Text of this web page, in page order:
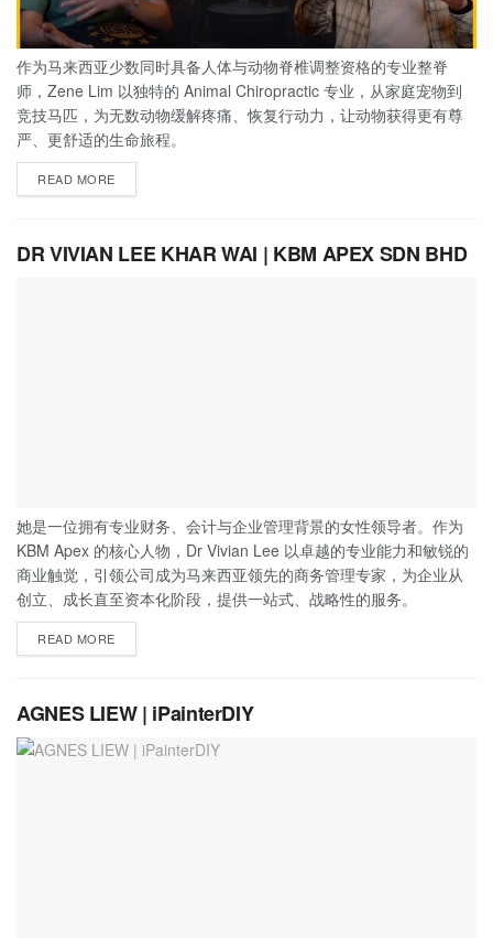
作为马来西亚少数同时具备人体与动物脊椎调整资格的专业整脊
师，Zene Lim 以独特的 Animal Chiropractic 专业，从家庭宠物到
竞技马匹，为无数动物缓解疼痛、恢复行动力，让动物获得更有尊
严、更舒适的生命旅程。
READ MORE
DR VIVIAN LEE KHAR WAI | KBM APEX SDN BHD
她是一位拥有专业财务、会计与企业管理背景的女性领导者。作为
KBM Apex 的核心人物，Dr Vivian Lee 以卓越的专业能力和敏锐的
商业触觉，引领公司成为马来西亚领先的商务管理专家，为企业从
创立、成长直至资本化阶段，提供一站式、战略性的服务。
READ MORE
AGNES LIEW | iPainterDIY